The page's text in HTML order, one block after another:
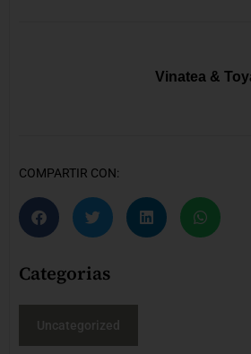
Vinatea &
COMPARTIR CON:
Categorias
Uncategorized